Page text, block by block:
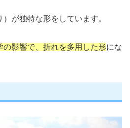
が独特な形をしています。
の影響で、折れを多用した形にな